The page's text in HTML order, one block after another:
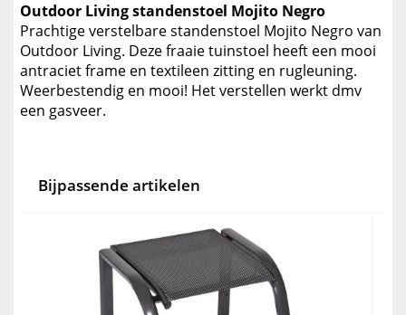
Outdoor Living standenstoel Mojito Negro
Prachtige verstelbare standenstoel Mojito Negro van
Outdoor Living. Deze fraaie tuinstoel heeft een mooi
antraciet frame en textileen zitting en rugleuning.
Weerbestendig en mooi! Het verstellen werkt dmv
een gasveer.
Bijpassende artikelen